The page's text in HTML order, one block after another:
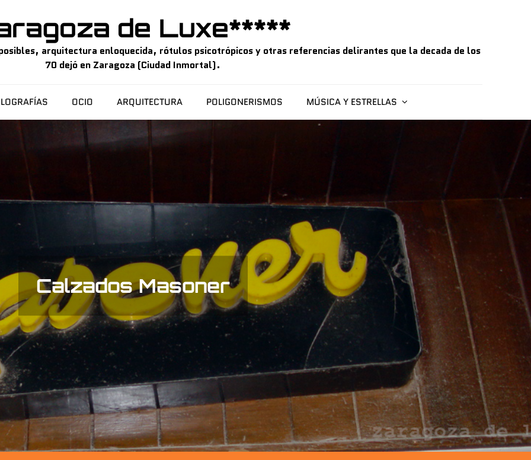
de Luxe*****
arquitectura enloquecida, rótulos psicotrópicos y otras referencias delirantes que la decada de los
70 dejó en Zaragoza (Ciudad Inmortal).
OCIO ARQUITECTURA POLIGONERISMOS MÚSICA Y ESTRELLAS
Calzados Masoner